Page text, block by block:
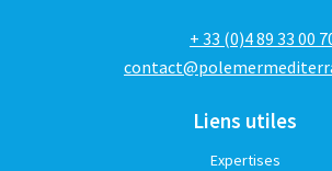
+ 33 (0)4 89 33 00
Liens utiles
Expertises